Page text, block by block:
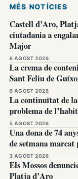
MÉS NOTÍCIES
Castell d’Aro,
ciutadania a
Major
6 AGOST 2026
La crema de
Sant Feliu de
6 AGOST 2026
La continuïtat de la
problema de
5 AGOST 2026
Una dona de 74
de setmana
3 AGOST 2026
Els Mossos
Platja d’Aro